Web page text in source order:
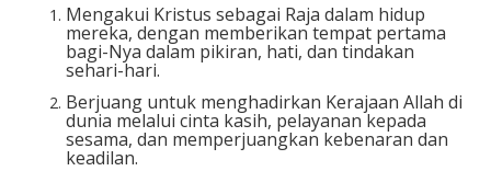
Mengakui Kristus sebagai Raja dalam hidup
mereka, dengan memberikan tempat pertama
bagi-Nya dalam pikiran, hati, dan tindakan
sehari-hari.
Berjuang untuk menghadirkan Kerajaan Allah di
dunia melalui cinta kasih, pelayanan kepada
sesama, dan memperjuangkan kebenaran dan
keadilan.